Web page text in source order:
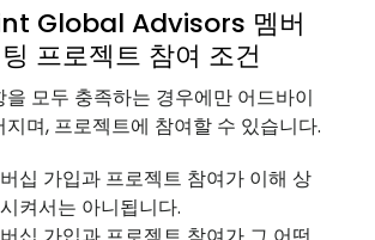
Global Advisors 멤버
프로젝트 참여 조건
을 모두 충족하는 경우에만 어드바이
며, 프로젝트에 참여할 수 있습니다.
십 가입과 프로젝트 참여가 이해 상
켜서는 아니됩니다.